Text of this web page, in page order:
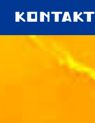
KONTAKT